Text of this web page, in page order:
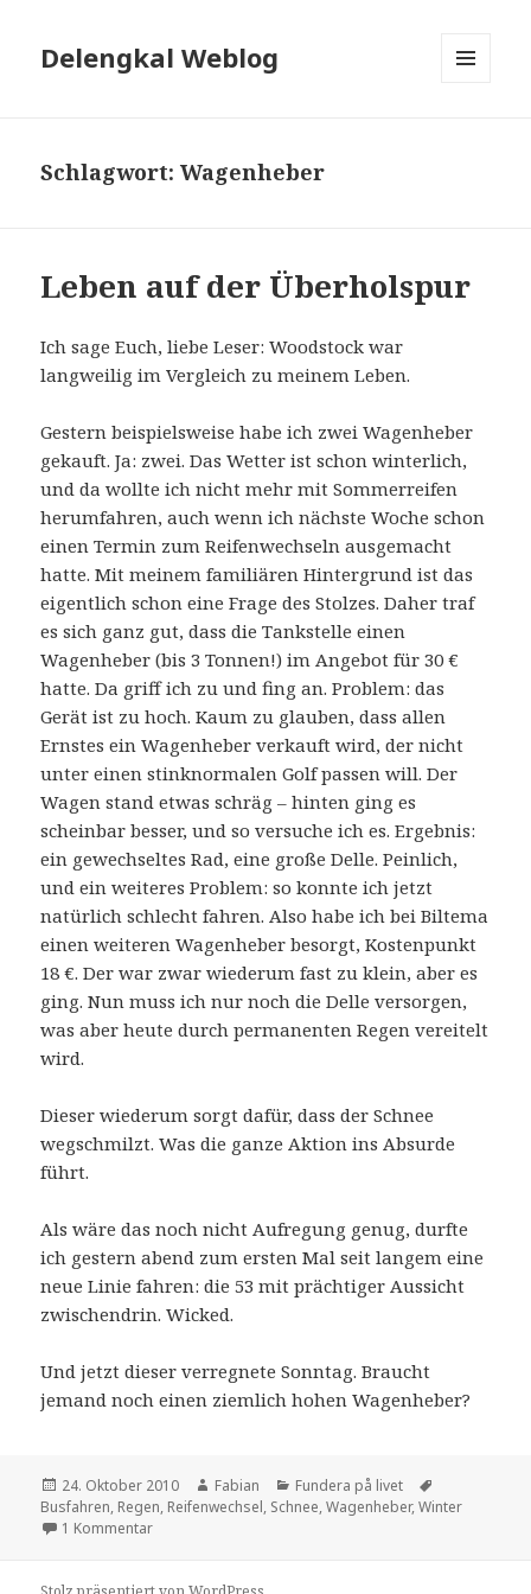
Delengkal Weblog
Schlagwort:Wagenheber
Leben auf der Überholspur
Ich sage Euch, liebe Leser: Woodstock war
langweilig im Vergleich zu meinem Leben.
Gestern beispielsweise habe ich zwei Wagenheber
gekauft. Ja: zwei. Das Wetter ist schon winterlich,
und da wollte ich nicht mehr mit Sommerreifen
herumfahren, auch wenn ich nächste Woche schon
einen Termin zum Reifenwechseln ausgemacht
hatte. Mit meinem familiären Hintergrund ist das
eigentlich schon eine Frage des Stolzes. Daher traf
es sich ganz gut, dass die Tankstelle einen
Wagenheber (bis 3 Tonnen!) im Angebot für 30 €
hatte. Da griff ich zu und fing an. Problem: das
Gerät ist zu hoch. Kaum zu glauben, dass allen
Ernstes ein Wagenheber verkauft wird, der nicht
unter einen stinknormalen Golf passen will. Der
Wagen stand etwas schräg – hinten ging es
scheinbar besser, und so versuche ich es. Ergebnis:
ein gewechseltes Rad, eine große Delle. Peinlich,
und ein weiteres Problem: so konnte ich jetzt
natürlich schlecht fahren. Also habe ich bei Biltema
einen weiteren Wagenheber besorgt, Kostenpunkt
18 €. Der war zwar wiederum fast zu klein, aber es
ging. Nun muss ich nur noch die Delle versorgen,
was aber heute durch permanenten Regen vereitelt
wird.
Dieser wiederum sorgt dafür, dass der Schnee
wegschmilzt. Was die ganze Aktion ins Absurde
führt.
Als wäre das noch nicht Aufregung genug, durfte
ich gestern abend zum ersten Mal seit langem eine
neue Linie fahren: die 53 mit prächtiger Aussicht
zwischendrin. Wicked.
Und jetzt dieser verregnete Sonntag. Braucht
jemand noch einen ziemlich hohen Wagenheber?
Veröffentlicht
am
24. Oktober 2010 Autor
Fabian Kategorien
Fundera på livet
Busfahren, Regen, Reifenwechsel, Schnee,Wagenheber,Winter
1 Kommentarzu Leben auf der Überholspur